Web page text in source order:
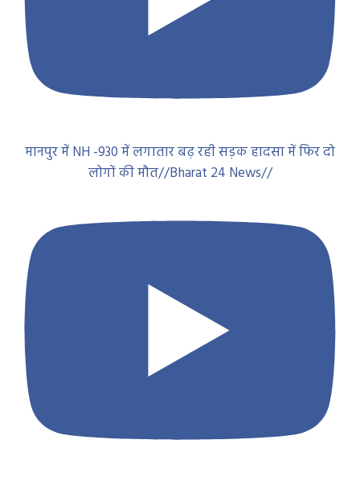
मानपुर में NH -930 में लगातार बढ़ रही सड़क हादसा में फिर दो
लोगों की मौत//Bharat 24 News//